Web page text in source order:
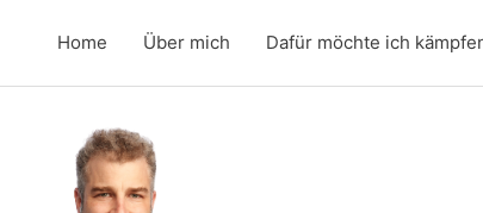
Home Über mich Dafür möchte ich